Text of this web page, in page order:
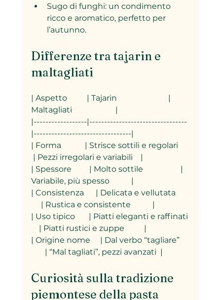
Sugo di funghi: un condimento
ricco e aromatico, perfetto per
l’autunno.
Differenze tra tajarin e
maltagliati
| Aspetto          | Tajarin                          |
Maltagliati                      |
|------------------|---------------------------------
|---------------------------------|
| Forma            | Strisce sottili e regolari
| Pezzi irregolari e variabili    |
| Spessore         | Molto sottile                   |
Variabile, più spesso           |
| Consistenza      | Delicata e vellutata
     | Rustica e consistente           |
| Uso tipico       | Piatti eleganti e raffinati
    | Piatti rustici e zuppe          |
| Origine nome     | Dal verbo “tagliare”
       | “Mal tagliati”, pezzi avanzati  |
Curiosità sulla tradizione
piemontese della pasta